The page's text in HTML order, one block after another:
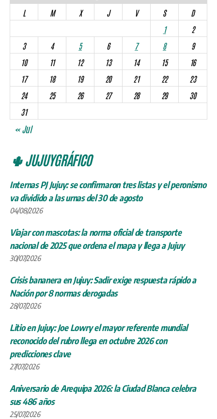
L
M X J V S
D
1
2
3
4 5 6 7 8
9
10
11 12 13 14 15
16
17
18 19 20 21 22
23
24
25 26 27 28 29
30
31
« Jul
🌵 JUJUYGRÁFICO
Internas PJ Jujuy: se confirmaron tres listas y el peronismo
va dividido a las urnas del 30 de agosto
04/08/2026
Viajar con mascotas: la norma oficial de transporte
nacional de 2025 que ordena el mapa y llega a Jujuy
30/07/2026
Crisis bananera en Jujuy: Sadir exige respuesta rápido a
Nación por 8 normas derogadas
28/07/2026
Litio en Jujuy: Joe Lowry el mayor referente mundial
reconocido del rubro llega en octubre 2026 con
predicciones clave
27/07/2026
Aniversario de Arequipa 2026: la Ciudad Blanca celebra
sus 486 años
25/07/2026